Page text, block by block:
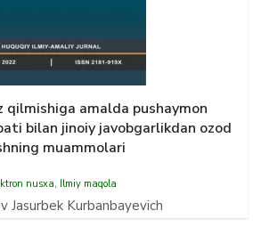
qilmishiga amalda pushaymon
bilan jinoiy javobgarlikdan ozod
muammolari
nusxa, Ilmiy maqola
Jasurbek Kurbanbayevich